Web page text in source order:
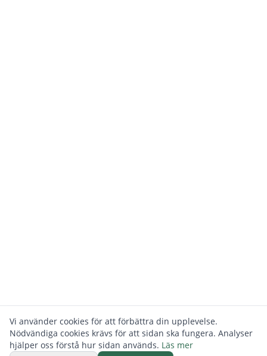
Vi använder cookies för att förbättra din upplevelse.
Nödvändiga cookies krävs för att sidan ska fungera. Analyser
hjälper oss förstå hur sidan används. Läs mer